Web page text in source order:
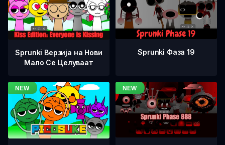
Sprunki Верзија на Нови
Мало Се Целуваат
Sprunki Фаза 19